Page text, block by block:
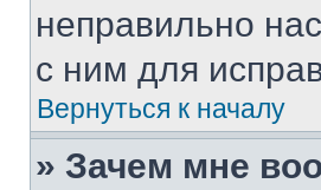
неправильно
с ним для
Вернуться к началу
» Зачем мне